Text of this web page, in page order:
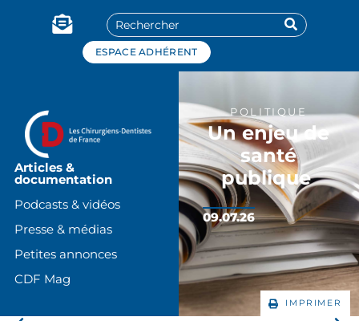
ESPACE ADHÉRENT
Articles &
documentation
Podcasts & vidéos
Presse & médias
Petites annonces
CDF Mag
POLITIQUE
Un enjeu de
santé
publique
IMPRIMER
09.07.26
Panneau de gestion des cookies